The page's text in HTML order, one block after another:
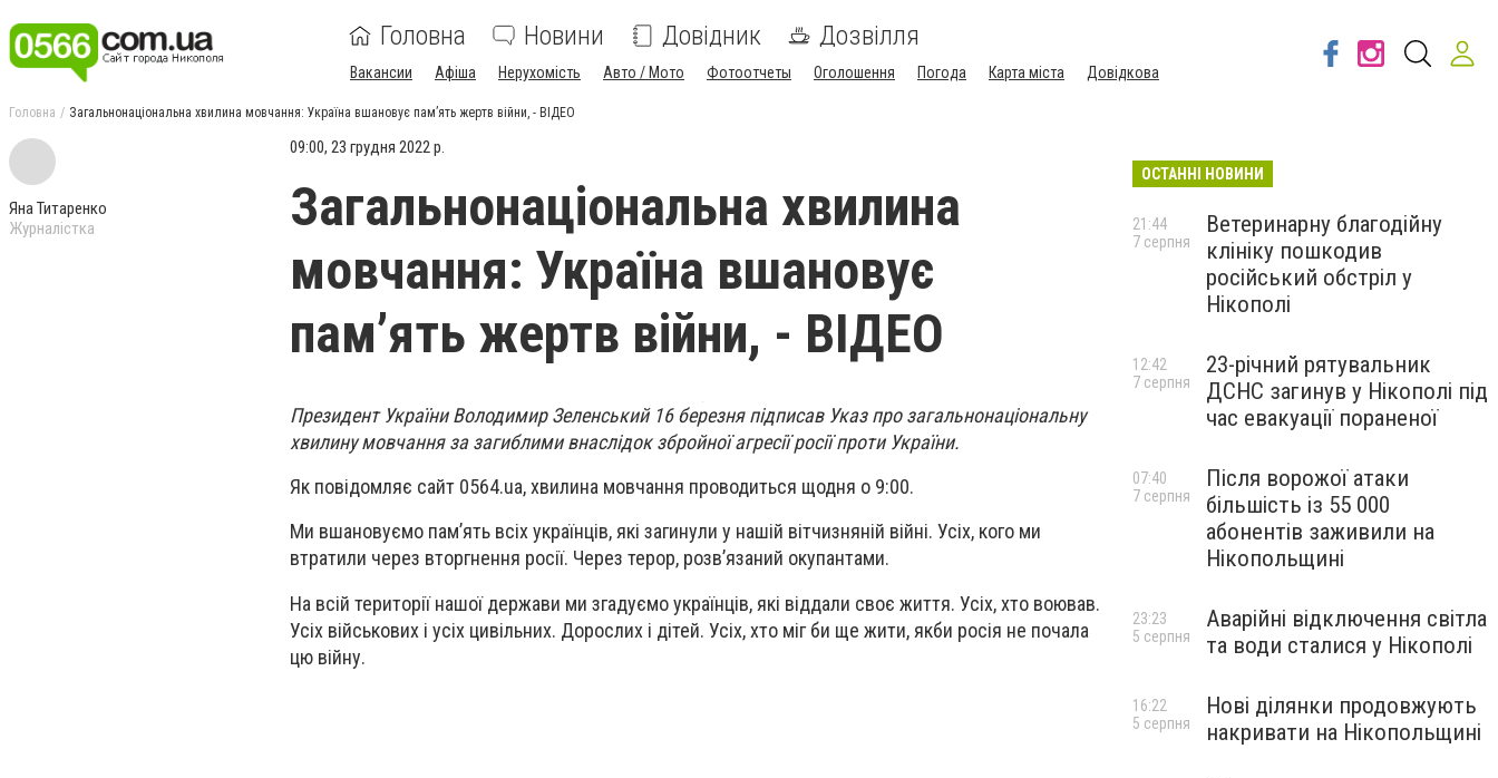
Головна Новини Довідник Дозвілля
Вакансии Афіша Нерухомість Авто / Мото Фотоотчеты Оголошення Погода Карта міста Довідкова
Головна Загальнонаціональна хвилина мовчання: Україна вшановує пам’ять жертв війни, - ВІДЕО
Яна Титаренко
Журналістка
09:00, 23 грудня 2022 р.
Загальнонаціональна хвилина
мовчання: Україна вшановує
пам’ять жертв війни, - ВІДЕО
Президент України Володимир Зеленський 16 березня підписав Указ про загальнонаціональну
хвилину мовчання за загиблими внаслідок збройної агресії росії проти України.
Як повідомляє сайт 0564.ua, хвилина мовчання проводиться щодня о 9:00.
Ми вшановуємо памʼять всіх українців, які загинули у нашій вітчизняній війні. Усіх, кого ми
втратили через вторгнення росії. Через терор, розвʼязаний окупантами.
На всій території нашої держави ми згадуємо українців, які віддали своє життя. Усіх, хто воював.
Усіх військових і усіх цивільних. Дорослих і дітей. Усіх, хто міг би ще жити, якби росія не почала
цю війну.
ОСТАННІ НОВИНИ
Ветеринарну благодійну
клініку пошкодив
російський обстріл у
Нікополі
21:44
7 серпня
23-річний рятувальник
ДСНС загинув у Нікополі під
час евакуації пораненої
12:42
7 серпня
Після ворожої атаки
більшість із 55 000
абонентів заживили на
Нікопольщині
07:40
7 серпня
Аварійні відключення світла
та води сталися у Нікополі
23:23
5 серпня
Нові ділянки продовжують
накривати на Нікопольщині
16:22
5 серпня